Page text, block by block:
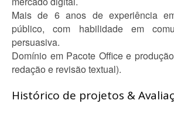
Mais de 6 anos de experiência
público, com habilidade em
persuasiva.
Domínio em Pacote Office e
redação e revisão textual).
Histórico de projetos &